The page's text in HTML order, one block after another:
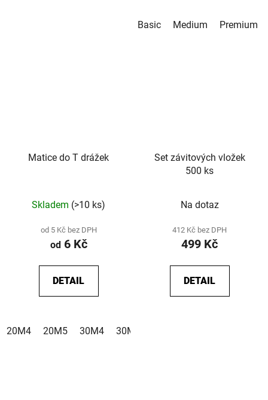
Basic Medium Premium
Matice do T drážek
Skladem (>10 ks)
od 5 Kč bez DPH
od6 Kč
DETAIL
20M4 20M5 30M4 30M5
Set závitových vložek
500 ks
Na dotaz
412 Kč bez DPH
499 Kč
DETAIL